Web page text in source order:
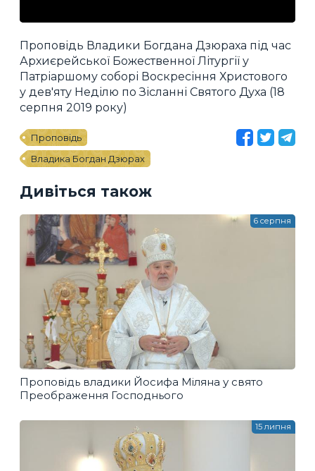
Проповідь Владики Богдана Дзюраха під час
Архиєрейської Божественної Літургії у
Патріаршому соборі Воскресіння Христового
у дев'яту Неділю по Зісланні Святого Духа (18
серпня 2019 року)
Проповідь
Владика Богдан Дзюрах
Дивіться також
Проповідь владики Йосифа Міляна у свято
Преображення Господнього
6 серпня
15 липня